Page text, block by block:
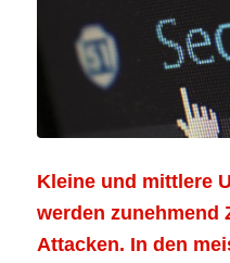
Kleine und mittlere
werden zunehmend
Attacken. In den